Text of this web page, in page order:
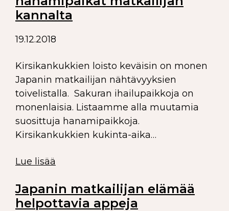
kannalta
19.12.2018
Kirsikankukkien loisto keväisin on monen
Japanin matkailijan nähtävyyksien
toivelistalla. Sakuran ihailupaikkoja on
monenlaisia. Listaamme alla muutamia
suosittuja hanamipaikkoja.
Kirsikankukkien kukinta-aika…
Lue lisää
Japanin matkailijan elämää
helpottavia appeja